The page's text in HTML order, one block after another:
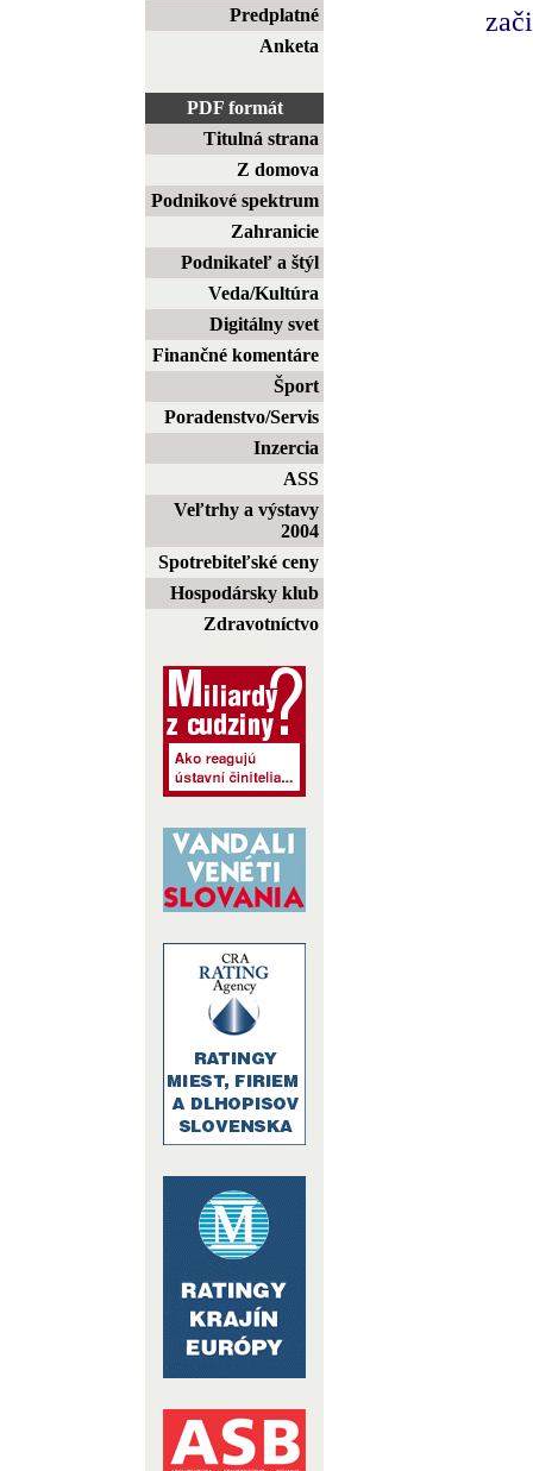
Predplatné
Anketa
PDF formát
Titulná strana
Z domova
Podnikové spektrum
Zahranicie
Podnikateľ a štýl
Veda/Kultúra
Digitálny svet
Finančné komentáre
Šport
Poradenstvo/Servis
Inzercia
ASS
Veľtrhy a výstavy
2004
Spotrebiteľské ceny
Hospodársky klub
Zdravotníctvo